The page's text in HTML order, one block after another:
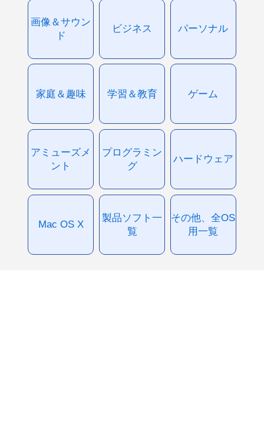
画像＆サウン
ド
ビジネス パーソナル
家庭＆趣味 学習＆教育 ゲーム
アミューズメ
ント
プログラミン
グ
ハードウェア
Mac OS X
製品ソフト一
覧
その他、全OS
用一覧